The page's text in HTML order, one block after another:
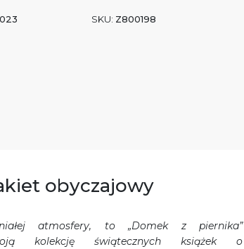
SKU: Z800198
obyczajowy
atmosfery, to „Domek z piernika”
kolekcję świątecznych książek o